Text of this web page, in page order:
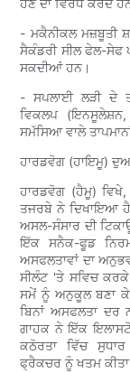
- ਮਕੈਨੀਕਲ ਮਜ਼ਬੂਤੀ
ਸੈਕੰਡਰੀ ਸੀਲ ਫੇਲ-ਸੇਫ
ਸਕਦੀਆਂ ਹਨ।
- ਸਪਲਾਈ ਲੜੀ ਦੇ
ਵਿਕਲਪ (ਇਨਸੂਲੇਸ਼ਨ,
ਸਮੱਸਿਆ ਵਾਲੇ
ਹਾਰਡਵੋਗ (ਹਾਇਮੂ)
ਹਾਰਡਵੋਗ (ਹੈਮੂ) ਵਿਖੇ,
ਤਜਰਬੇ ਨੇ ਦਿਖਾਇਆ
ਅਸਲ-ਸੰਸਾਰ ਦੀ
ਇੱਕ ਸਨੈਕ-ਫੂਡ
ਅਸਫਲਤਾਵਾਂ ਦਾ
ਸੀਲੰਟ 'ਤੇ ਸਵਿਚ
ਸਮੇਂ ਨੂੰ ਅਨੁਕੂਲ ਬਣਾ ਕੇ,
ਬਿਨਾਂ ਅਸਫਲਤਾ
ਗਾਹਕ ਨੇ ਇੱਕ
ਕਠੋਰਤਾ ਵਿੱਚ
ਫ੍ਰੈਕਚਰ ਨੂੰ ਖਤਮ